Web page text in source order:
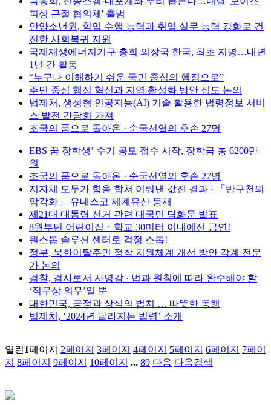
피싱 근절 협의체' 출범
안양소년원, 학업 수행 능력과 취업 실무 능력 강화로 건
전한 사회복귀 지원
국제재생에너지기구 총회 의장국 한국, 최초 지명…내년
1년 간 활동
“누구나 이해하기 쉬운 국민 중심의 행정으로”
주민 중심 행정 혁신과 지역 활성화 방안 심도 논의
법제처, 생성형 인공지능(AI) 기술 활용한 법령정보 서비
스 발전 간담회 가져
조국의 품으로 돌아온 · 순국선열의 후손 27명
EBS 꿈 장학생’ 수기 공모 접수 시작, 장학금 총 6200만
원
조국의 품으로 돌아온 · 순국선열의 후손 27명
지자체 모두가 힘을 합쳐 이뤄낸 값진 결과 · 「반구천의
암각화」 유네스코 세계유산 등재
제21대 대통령 선거 관련 대국민 담화문 발표
8월부턴 어린이집ㆍ학교 30미터 이내에선 금연!
원스톱 솔루션 센터로 걱정 스톱!
정부, 북한이탈주민 정착 지원체계 개선 방안 각계 전문
가 논의
검찰, 검사로서 사명감 · 법과 원칙에 따라 완수해야 할
‘직무상 의무’일 뿐
대한민국, 공정과 상식의 법치 … 따뜻한 동행
법제처, ‘2024년 달라지는 법령’ 소개
열린1페이지 2페이지 3페이지 4페이지 5페이지 6페이지 7페이
지 8페이지 9페이지 10페이지 ... 89 다음 다음검색